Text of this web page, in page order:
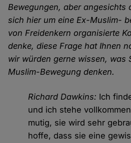
Bewegungen, aber angesichts
sich hier um eine Ex-Muslim-
von Freidenkern organisierte
denke, diese Frage hat Ihnen
wir würden gerne wissen, was
Muslim-Bewegung denken.
Richard Dawkins: Ich
und ich stehe
mutig, sie wird sehr
hoffe, dass sie eine